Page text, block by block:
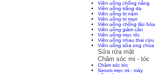
Viên uống chống nắng
Viên uống trắng da
Viên uống trị nám
Viên uống trị mụn
Viên uống chống lão hóa
Viên uống giảm cân
Viên uống mọc tóc
Viên uống nhau thai cừu
Viên uống sữa ong chúa
Sữa rửa mặt
Chăm sóc mi - tóc
Chăm sóc tóc
Serum mọc mi - mày